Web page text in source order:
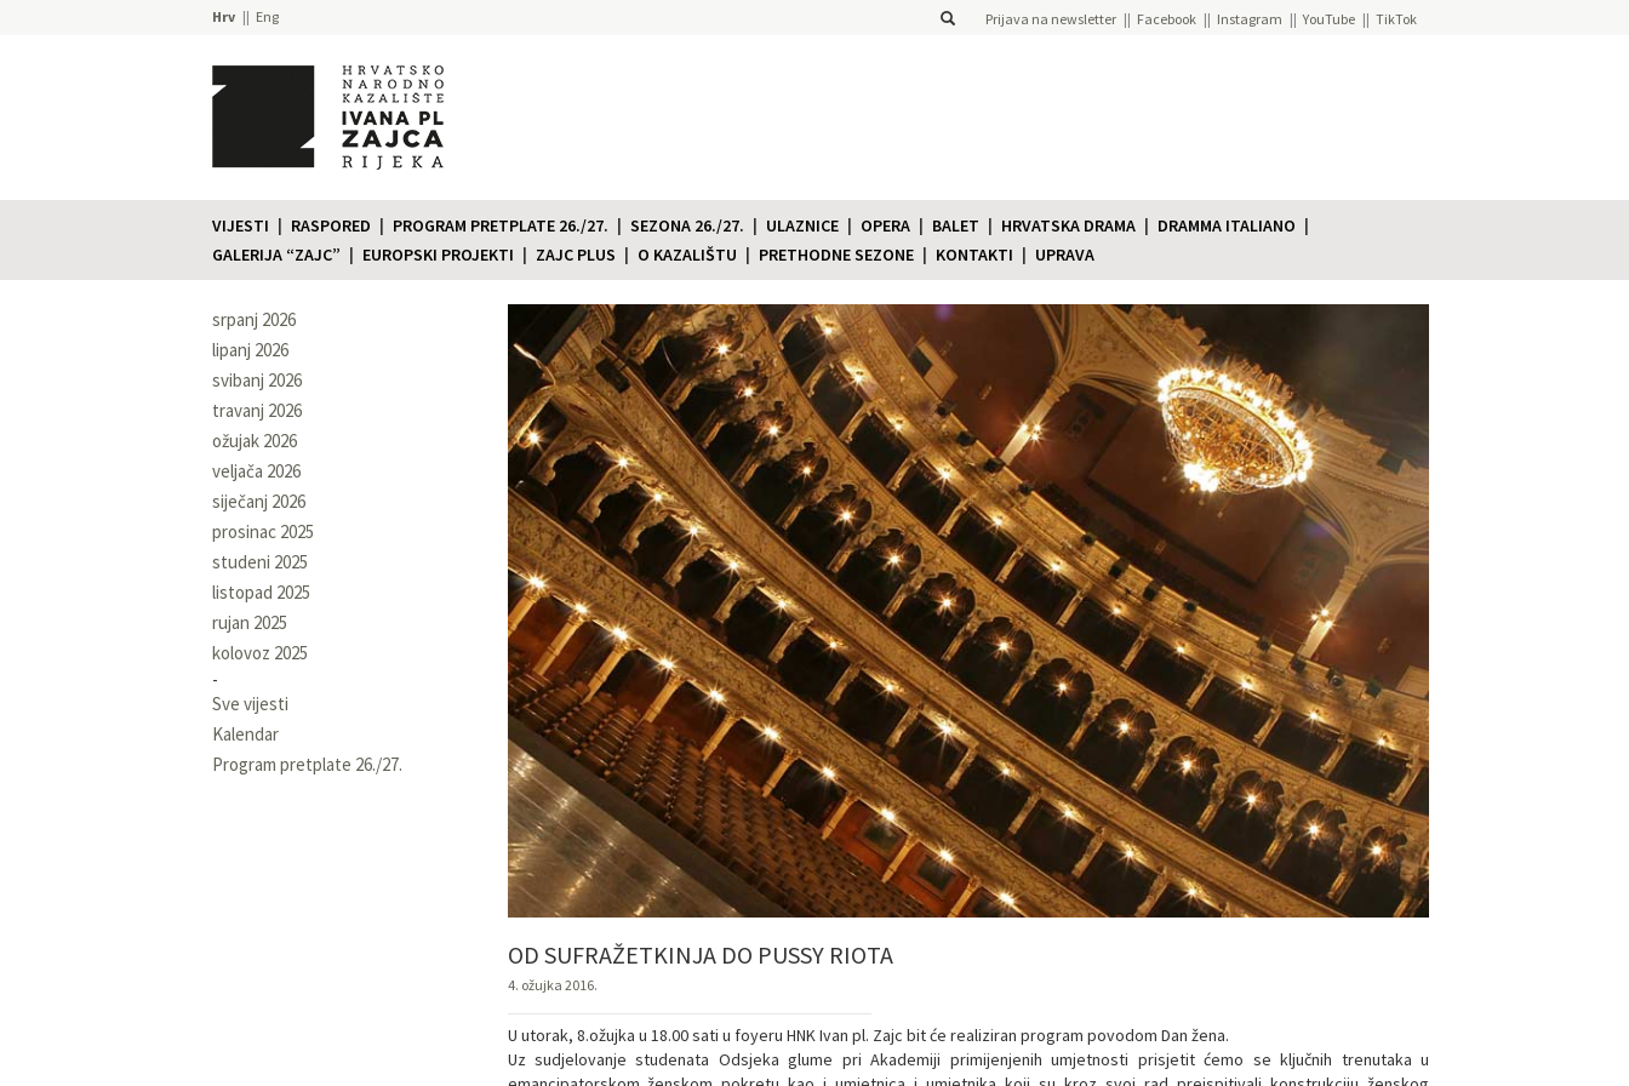
Hrv Eng Prijava na newsletter Facebook Instagram YouTube TikTok
VIJESTI RASPORED PROGRAM PRETPLATE 26./27. SEZONA 26./27. ULAZNICE OPERA BALET HRVATSKA DRAMA
DRAMMA ITALIANO
GALERIJA “ZAJC”
EUROPSKI PROJEKTI ZAJC PLUS O KAZALIŠTU PRETHODNE SEZONE KONTAKTI UPRAVA
srpanj 2026
lipanj 2026
svibanj 2026
travanj 2026
ožujak 2026
veljača 2026
siječanj 2026
prosinac 2025
studeni 2025
listopad 2025
rujan 2025
kolovoz 2025
Sve vijesti
Kalendar
Program pretplate 26./27.
OD SUFRAŽETKINJA DO PUSSY RIOTA
4. ožujka 2016.
U utorak, 8.ožujka u 18.00 sati u foyeru HNK Ivan pl. Zajc bit će realiziran program povodom Dan žena.
Uz sudjelovanje studenata Odsjeka glume pri Akademiji primijenjenih umjetnosti prisjetit ćemo se ključnih trenutaka u